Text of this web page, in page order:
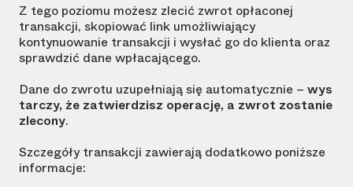
Z tego poziomu możesz zlecić zwrot opłaconej
transakcji, skopiować link umożliwiający
kontynuowanie transakcji i wysłać go do klienta oraz
sprawdzić dane wpłacającego.
Dane do zwrotu uzupełniają się automatycznie – wys
tarczy, że zatwierdzisz operację, a zwrot zostanie
zlecony.
Szczegóły transakcji zawierają dodatkowo poniższe
informacje: